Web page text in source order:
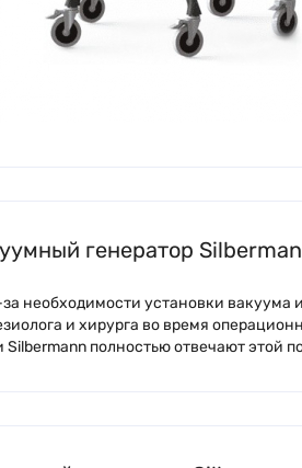
генератор
необходимости установки вакуума
и хирурга во время
полностью отвечают этой